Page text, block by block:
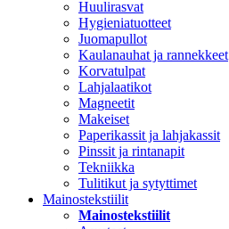
Huulirasvat
Hygieniatuotteet
Juomapullot
Kaulanauhat ja rannekkeet
Korvatulpat
Lahjalaatikot
Magneetit
Makeiset
Paperikassit ja lahjakassit
Pinssit ja rintanapit
Tekniikka
Tulitikut ja sytyttimet
Mainostekstiilit
Mainostekstiilit